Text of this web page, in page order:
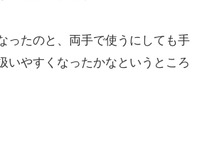
ったのと、 両手で使うにしても手
いやすくなったかなとい うところ